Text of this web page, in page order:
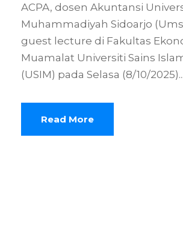
ACPA, dosen Akuntansi
Muhammadiyah Sidoarjo
guest lecture di Fakultas
Muamalat Universiti Sains
(USIM) pada Selasa (8/10/
Read More